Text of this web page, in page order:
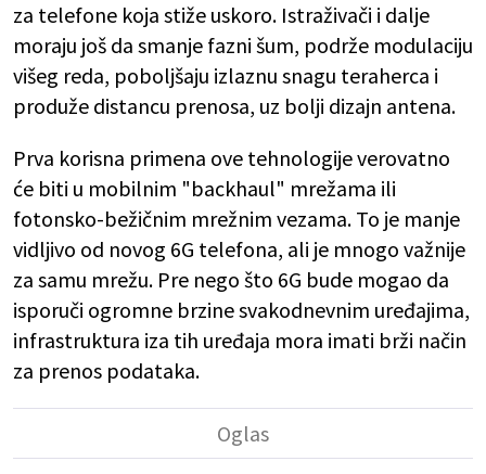
za telefone koja stiže uskoro. Istraživači i dalje
moraju još da smanje fazni šum, podrže modulaciju
višeg reda, poboljšaju izlaznu snagu teraherca i
produže distancu prenosa, uz bolji dizajn antena.
Prva korisna primena ove tehnologije verovatno
će biti u mobilnim "backhaul" mrežama ili
fotonsko-bežičnim mrežnim vezama. To je manje
vidljivo od novog 6G telefona, ali je mnogo važnije
za samu mrežu. Pre nego što 6G bude mogao da
isporuči ogromne brzine svakodnevnim uređajima,
infrastruktura iza tih uređaja mora imati brži način
za prenos podataka.